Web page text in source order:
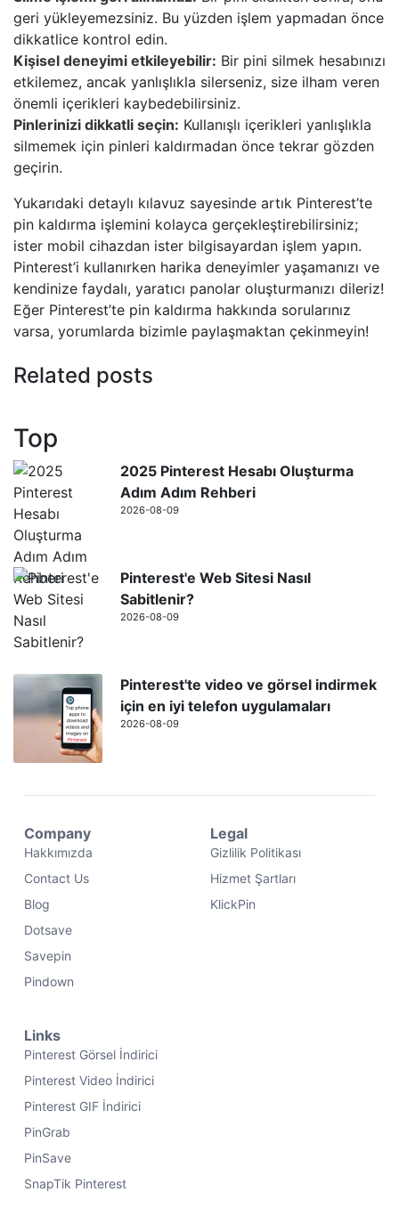
geri yükleyemezsiniz. Bu yüzden işlem yapmadan önce
dikkatlice kontrol edin.
Kişisel deneyimi etkileyebilir: Bir pini silmek hesabınızı
etkilemez, ancak yanlışlıkla silerseniz, size ilham veren
önemli içerikleri kaybedebilirsiniz.
Pinlerinizi dikkatli seçin: Kullanışlı içerikleri yanlışlıkla
silmemek için pinleri kaldırmadan önce tekrar gözden
geçirin.
Yukarıdaki detaylı kılavuz sayesinde artık Pinterest’te
pin kaldırma işlemini kolayca gerçekleştirebilirsiniz;
ister mobil cihazdan ister bilgisayardan işlem yapın.
Pinterest’i kullanırken harika deneyimler yaşamanızı ve
kendinize faydalı, yaratıcı panolar oluşturmanızı dileriz!
Eğer Pinterest’te pin kaldırma hakkında sorularınız
varsa, yorumlarda bizimle paylaşmaktan çekinmeyin!
Related posts
Top
2025 Pinterest Hesabı Oluşturma
Adım Adım Rehberi
2026-08-09
Pinterest'e Web Sitesi Nasıl
Sabitlenir?
2026-08-09
Pinterest'te video ve görsel indirmek
için en iyi telefon uygulamaları
2026-08-09
Company
Hakkımızda
Contact Us
Blog
Dotsave
Savepin
Pindown
Legal
Gizlilik Politikası
Hizmet Şartları
KlickPin
Links
Pinterest Görsel İndirici
Pinterest Video İndirici
Pinterest GIF İndirici
PinGrab
PinSave
SnapTik Pinterest